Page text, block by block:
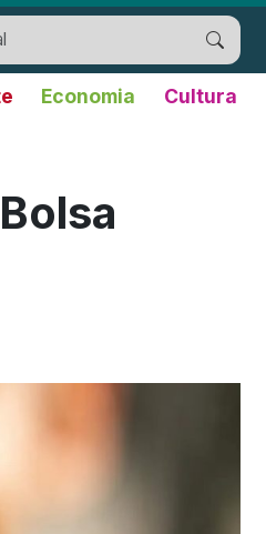
Economia Cultura